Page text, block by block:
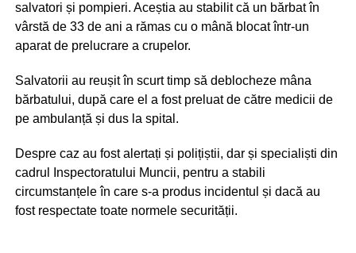
salvatori și pompieri. Aceștia au stabilit că un bărbat în
vârstă de 33 de ani a rămas cu o mână blocat într-un
aparat de prelucrare a crupelor.
Salvatorii au reușit în scurt timp să deblocheze mâna
bărbatului, după care el a fost preluat de către medicii de
pe ambulanță și dus la spital.
Despre caz au fost alertați și polițiștii, dar și specialiști din
cadrul Inspectoratului Muncii, pentru a stabili
circumstanțele în care s-a produs incidentul și dacă au
fost respectate toate normele securității.